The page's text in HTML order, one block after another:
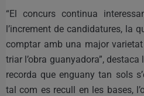
“El concurs continua
l’increment de candidatures, la
comptar amb una major
triar l’obra guanyadora”,
recorda que enguany tan sols
tal com es recull en les bases,